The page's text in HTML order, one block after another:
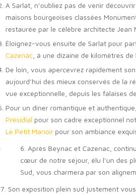
A Sarlat, n’oubliez pas de venir
maisons bourgeoises classées
restaurée par le célèbre architecte Jean
Éloignez-vous ensuite de Sarlat pour
Cazenac , à une dizaine de kilomètres de
De loin, vous apercevrez rapidement
aujourd’hui des mieux conservés de la
vue exceptionnelle, depuis les falaises
Pour un diner romantique et
Présidial pour son cadre exceptionnel
Le Petit Manoir pour son ambiance
6. Après Beynac et Cazenac,
cœur de notre séjour, élu l’un des
Sud, vous charmera par son
7. Son exposition plein sud justement